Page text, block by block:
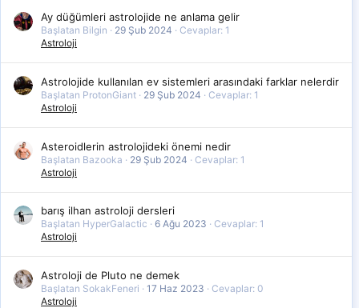
Ay düğümleri astrolojide ne anlama gelir
Başlatan Bilgin 29 Şub 2024
Cevaplar: 1
Astroloji
Astrolojide kullanılan ev sistemleri arasındaki farklar nelerdir
Başlatan ProtonGiant 29 Şub 2024
Cevaplar: 1
Astroloji
Asteroidlerin astrolojideki önemi nedir
Başlatan Bazooka 29 Şub 2024
Cevaplar: 1
Astroloji
barış ilhan astroloji dersleri
Başlatan HyperGalactic 6 Ağu 2023
Cevaplar: 1
Astroloji
Astroloji de Pluto ne demek
Başlatan SokakFeneri 17 Haz 2023
Cevaplar: 0
Astroloji